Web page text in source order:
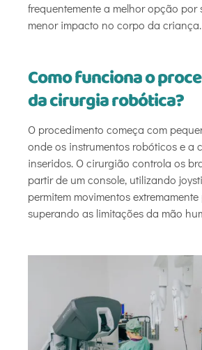
frequentemente a melhor opção por
menor impacto no corpo da criança.
Como funciona o
da cirurgia robótica?
O procedimento começa com
onde os instrumentos robóticos e a
inseridos. O cirurgião controla os
partir de um console, utilizando
permitem movimentos
superando as limitações da mão